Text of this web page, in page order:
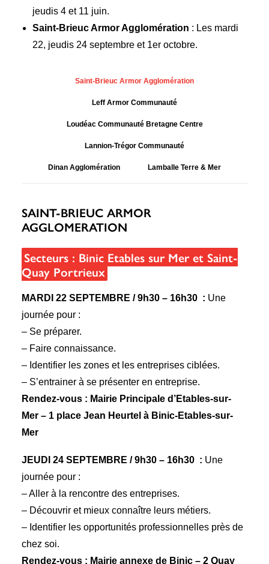
jeudis 4 et 11 juin.
Saint-Brieuc Armor Agglomération : Les mardi
22, jeudis 24 septembre et 1er octobre.
Saint-Brieuc Armor Agglomération
Leff Armor Communauté
Loudéac Communauté Bretagne Centre
Lannion-Trégor Communauté
Dinan Agglomération Lamballe Terre & Mer
SAINT-BRIEUC ARMOR
AGGLOMERATION
Secteurs : Binic Etables sur Mer et Saint-
Quay Portrieux
MARDI 22 SEPTEMBRE / 9h30 – 16h30 : Une
journée pour :
– Se préparer.
– Faire connaissance.
– Identifier les zones et les entreprises ciblées.
– S’entrainer à se présenter en entreprise.
Rendez-vous : Mairie Principale d’Etables-sur-
Mer – 1 place Jean Heurtel à Binic-Etables-sur-
Mer
JEUDI 24 SEPTEMBRE / 9h30 – 16h30 : Une
journée pour :
– Aller à la rencontre des entreprises.
– Découvrir et mieux connaître leurs métiers.
– Identifier les opportunités professionnelles près de
chez soi.
Rendez-vous : Mairie annexe de Binic – 2 Quay